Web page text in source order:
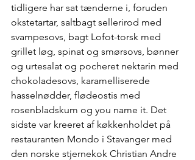
tidligere har sat tænderne i, foruden
okstetartar, saltbagt sellerirod med
svampesovs, bagt Lofot-torsk med
grillet løg, spinat og smørsovs, bønner
og urtesalat og pocheret nektarin med
chokoladesovs, karamelliserede
hasselnødder, flødeostis med
rosenbladskum og you name it. Det
sidste var kreeret af køkkenholdet på
restauranten Mondo i Stavanger med
den norske stjernekok Christian Andre